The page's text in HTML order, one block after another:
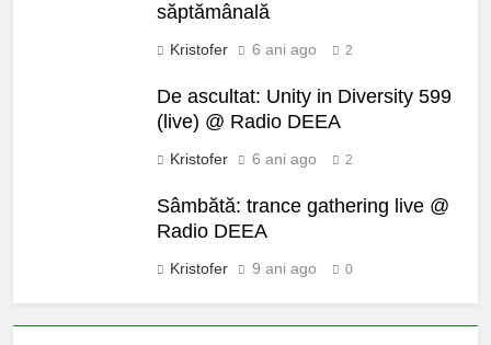
săptămânală
Kristofer 6 ani ago 2
De ascultat: Unity in Diversity 599
(live) @ Radio DEEA
Kristofer 6 ani ago 2
Sâmbătă: trance gathering live @
Radio DEEA
Kristofer 9 ani ago 0